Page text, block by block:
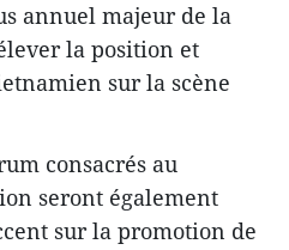
annuel majeur de la
la position et
sur la scène
consacrés au
seront également
sur la promotion de